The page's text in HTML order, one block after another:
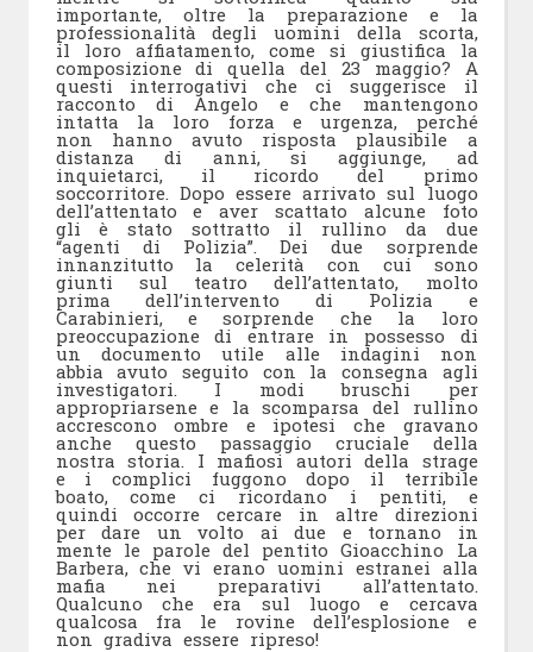
importante, oltre la preparazione e la
professionalità degli uomini della scorta,
il loro affiatamento, come si giustifica la
composizione di quella del 23 maggio? A
questi interrogativi che ci suggerisce il
racconto di Angelo e che mantengono
intatta la loro forza e urgenza, perché
non hanno avuto risposta plausibile a
distanza di anni, si aggiunge, ad
inquietarci, il ricordo del primo
soccorritore. Dopo essere arrivato sul luogo
dell’attentato e aver scattato alcune foto
gli è stato sottratto il rullino da due
“agenti di Polizia”. Dei due sorprende
innanzitutto la celerità con cui sono
giunti sul teatro dell’attentato, molto
prima dell’intervento di Polizia e
Carabinieri, e sorprende che la loro
preoccupazione di entrare in possesso di
un documento utile alle indagini non
abbia avuto seguito con la consegna agli
investigatori. I modi bruschi per
appropriarsene e la scomparsa del rullino
accrescono ombre e ipotesi che gravano
anche questo passaggio cruciale della
nostra storia. I mafiosi autori della strage
e i complici fuggono dopo il terribile
boato, come ci ricordano i pentiti, e
quindi occorre cercare in altre direzioni
per dare un volto ai due e tornano in
mente le parole del pentito Gioacchino La
Barbera, che vi erano uomini estranei alla
mafia nei preparativi all’attentato.
Qualcuno che era sul luogo e cercava
qualcosa fra le rovine dell’esplosione e
non gradiva essere ripreso!